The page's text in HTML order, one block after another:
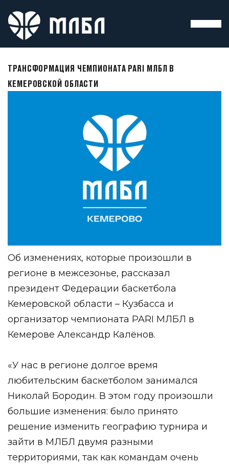
ТРАНСФОРМАЦИЯ ЧЕМПИОНАТА PARI МЛБЛ В
КЕМЕРОВСКОЙ ОБЛАСТИ
Об изменениях, которые произошли в
регионе в межсезонье, рассказал
президент Федерации баскетбола
Кемеровской области – Кузбасса и
организатор чемпионата PARI МЛБЛ в
Кемерове Александр Калёнов.
«У нас в регионе долгое время
любительским баскетболом занимался
Николай Бородин. В этом году произошли
большие изменения: было принято
решение изменить географию турнира и
зайти в МЛБЛ двумя разными
территориями, так как командам очень